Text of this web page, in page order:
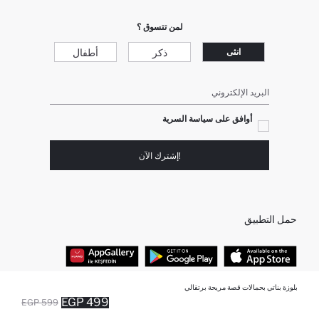
بلوزة بناتي بحمالات قصة مريحة برتقالي
599 EGP 499 EGP
لمن تتسوق ؟
انثى ذكر أطفال
البريد الإلكتروني
أوافق على سياسة السرية
!إشترك الآن
حمل التطبيق